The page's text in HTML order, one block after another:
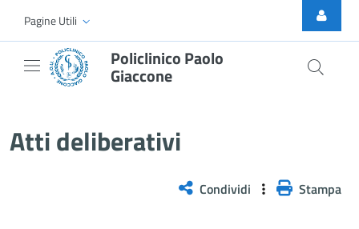
Skip to Main Content
Pagine Utili
Policlinico Paolo
Giaccone
Atti deliberativi
Condividi Stampa